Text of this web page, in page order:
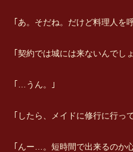
｢あ。そだね。だけど料理人
｢契約では城には来ないんでし
｢…うん。｣
｢したら、メイドに修行に行っ
｢んー…。短時間で出来るのか